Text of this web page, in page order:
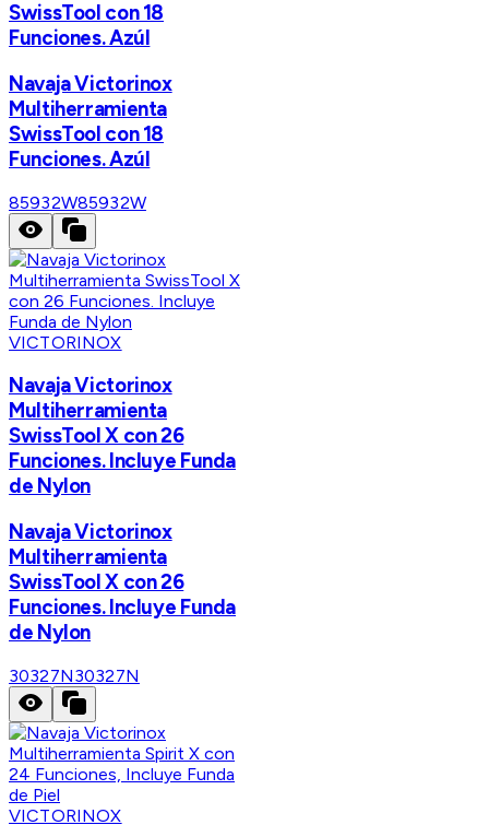
SwissTool con 18
Funciones. Azúl
Navaja Victorinox
Multiherramienta
SwissTool con 18
Funciones. Azúl
85932W85932W
VICTORINOX
Navaja Victorinox
Multiherramienta
SwissTool X con 26
Funciones. Incluye Funda
de Nylon
Navaja Victorinox
Multiherramienta
SwissTool X con 26
Funciones. Incluye Funda
de Nylon
30327N30327N
VICTORINOX